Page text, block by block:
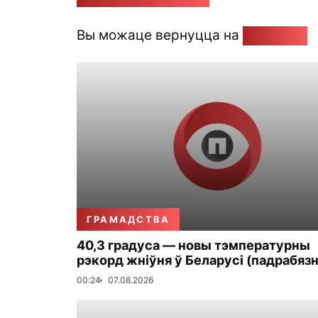
Вы можаце вернуцца на
ГРАМАДСТВА
40,3 градуса — новы тэмпературны
рэкорд жніўня ў Беларусі
00:24 07.08.2026